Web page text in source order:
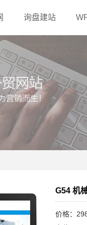
询盘建站
G54 机
价格：